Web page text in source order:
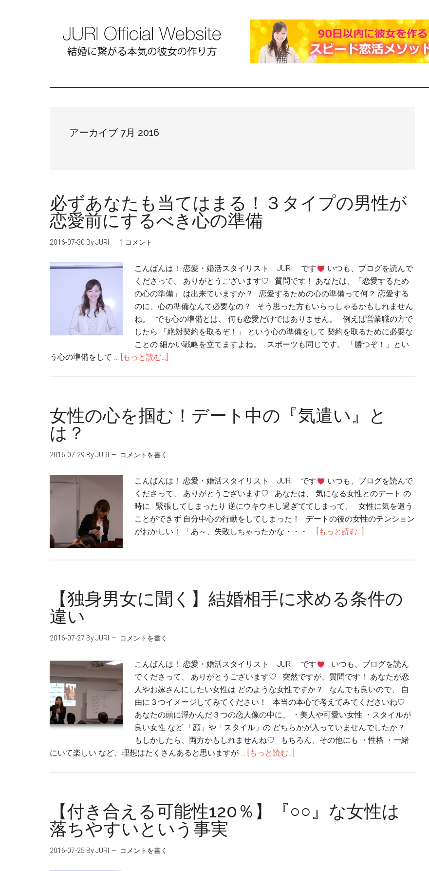
アーカイブ 7月 2016
必ずあなたも当てはまる！３タイプの男性が
恋愛前にするべき心の準備
2016-07-30 By JURI 1 コメント
こんばんは！ 恋愛・婚活スタイリスト JURI です
いつも、ブログを読んで
くださって、 ありがとうございます♡ 質問です！ あなたは、「恋愛するため
の心の準備」 は出来ていますか？ 恋愛するための心の準備って何？ 恋愛する
のに、心の準備なんて必要なの？ そう思った方もいらっしゃるかもしれません
ね。 でも心の準備とは、 何も恋愛だけではありません。 例えば営業職の方で
したら 「絶対契約を取るぞ！」 という心の準備をして 契約を取るために必要な
ことの 細かい戦略を立てますよね。 スポーツも同じです。 「勝つぞ！」とい
う心の準備をして … [もっと読む...]
女性の心を掴む！デート中の『気遣い』と
は？
2016-07-29 By JURI コメントを書く
こんばんは！ 恋愛・婚活スタイリスト JURI です
いつも、ブログを読んで
くださって、 ありがとうございます♡ あなたは、 気になる女性とのデート の
時に 緊張してしまったり 逆にウキウキし過ぎててしまって、 女性に気を遣う
ことができず 自分中心の行動をしてしまった！ デートの後の女性のテンション
がおかしい！ 「あ～、失敗しちゃったかな・・・ … [もっと読む...]
【独身男女に聞く】結婚相手に求める条件の
違い
2016-07-27 By JURI コメントを書く
こんばんは！ 恋愛・婚活スタイリスト JURI です
いつも、ブログを読ん
でくださって、 ありがとうございます♡ 突然ですが、質問です！ あなたが恋
人やお嫁さんにしたい女性は どのような女性ですか？ なんでも良いので、 自
由に３つイメージしてみてください！ 本当の本心で考えてみてくださいね♡
あなたの頭に浮かんだ３つの恋人像の中に、 ・美人や可愛い女性 ・スタイルが
良い女性 など 「顔」や「スタイル」の どちらかが入っていませんでしたか？
もしかしたら、両方かもしれませんね♡ もちろん、その他にも ・性格 ・一緒
にいて楽しい など、理想はたくさんあると思いますが … [もっと読む...]
【付き合える可能性120％】『○○』な女性は
落ちやすいという事実
2016-07-25 By JURI コメントを書く